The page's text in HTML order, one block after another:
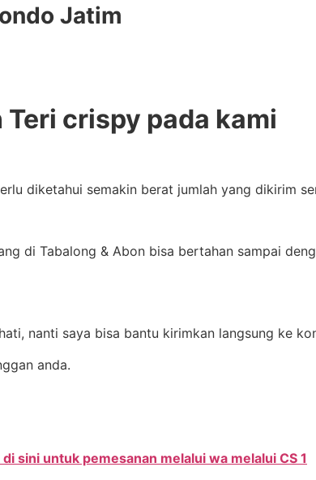
Jatim
crispy pada kami
diketahui semakin berat jumlah yang dikirim
di Tabalong & Abon bisa bertahan sampai
nanti saya bisa bantu kirimkan langsung ke
anda.
di sini untuk pemesanan melalui wa melalui CS 1